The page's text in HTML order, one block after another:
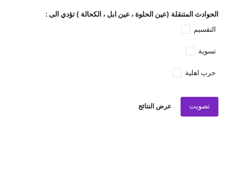
الحوادث المتنقلة (عين الحلوة ، عين ابل ، الكحالة ) تؤدي الى :
التقسيم
تسوية
حرب اهلية
تصويت عرض النتائج